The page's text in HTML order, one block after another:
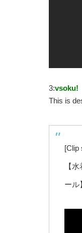
3:vsoku!
This is
[Clip
【
ール